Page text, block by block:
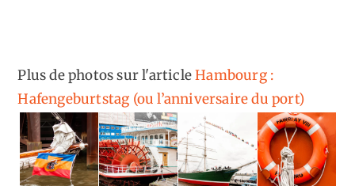
Plus de photos sur l'articleHambourg :
Hafengeburtstag (ou l’anniversaire du port)